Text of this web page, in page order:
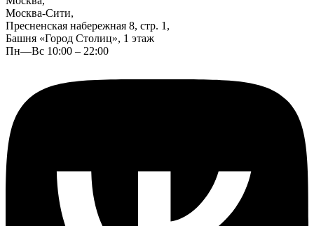
Москва-Сити,
Пресненская набережная 8, стр. 1,
Башня «Город Столиц», 1 этаж
Пн—Вс 10:00 – 22:00